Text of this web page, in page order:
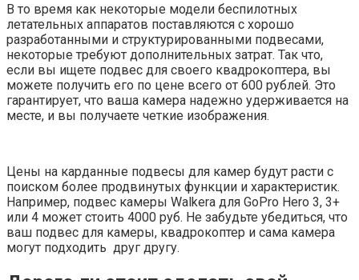
В то время как некоторые модели беспилотных
летательных аппаратов поставляются с хорошо
разработанными и структурированными подвесами,
некоторые требуют дополнительных затрат. Так что,
если вы ищете подвес для своего квадрокоптера, вы
можете получить его по цене всего от 600 рублей. Это
гарантирует, что ваша камера надежно удерживается на
месте, и вы получаете четкие изображения.
Цены на карданные подвесы для камер будут расти с
поиском более продвинутых функции и характеристик.
Например, подвес камеры Walkera для GoPro Hero 3, 3+
или 4 может стоить 4000 руб. Не забудьте убедиться, что
ваш подвес для камеры, квадрокоптер и сама камера
могут подходить друг другу.